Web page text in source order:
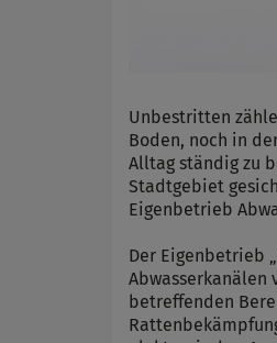
Unbestritten
Boden, noch in
Alltag ständig zu
Stadtgebiet
Eigenbetrieb
Der Eigenbetrieb
betreffenden